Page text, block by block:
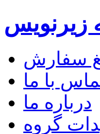
زیرنویس
سفارش
با ما
درباره ما
گروه